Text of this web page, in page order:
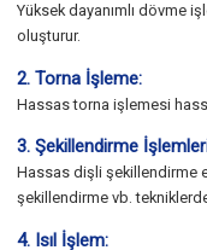
Yüksek dayanımlı dövme
oluşturur.
2. Torna İşleme:
Hassas torna işlemesi
3. Şekillendirme
Hassas dişli şekillendirme
şekillendirme vb.
4. Isıl İşlem: